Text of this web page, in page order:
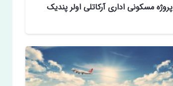
پروژه مسکونی اداری آرکاتلی اولر پندیک